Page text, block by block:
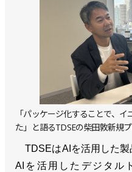
「パッケージ化することで、
た」と語るTDSEの柴田敦新規
TDSEはAIを活用した製
AIを活用したデジタル